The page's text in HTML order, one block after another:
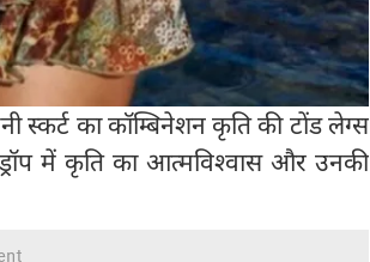
स्कर्ट का कॉम्बिनेशन कृति की टोंड लेग्स
में कृति का आत्मविश्वास और उनकी